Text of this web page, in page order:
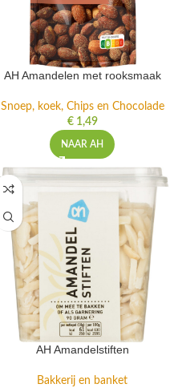
AH Amandelen met rooksmaak
Snoep, koek, Chips en Chocolade
€1,49
NAAR AH
AH Amandelstiften
Bakkerij en banket